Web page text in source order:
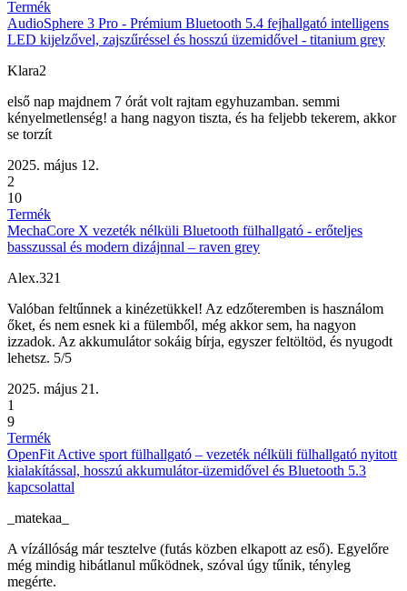
Termék
AudioSphere 3 Pro - Prémium Bluetooth 5.4 fejhallgató intelligens
LED kijelzővel, zajszűréssel és hosszú üzemidővel - titanium grey
Klara2
első nap majdnem 7 órát volt rajtam egyhuzamban. semmi
kényelmetlenség! a hang nagyon tiszta, és ha feljebb tekerem, akkor
se torzít
2025. május 12.
2
10
Termék
MechaCore X vezeték nélküli Bluetooth fülhallgató - erőteljes
basszussal és modern dizájnnal – raven grey
Alex.321
Valóban feltűnnek a kinézetükkel! Az edzőteremben is használom
őket, és nem esnek ki a fülemből, még akkor sem, ha nagyon
izzadok. Az akkumulátor sokáig bírja, egyszer feltöltöd, és nyugodt
lehetsz. 5/5
2025. május 21.
1
9
Termék
OpenFit Active sport fülhallgató – vezeték nélküli fülhallgató nyitott
kialakítással, hosszú akkumulátor-üzemidővel és Bluetooth 5.3
kapcsolattal
_matekaa_
A vízállóság már tesztelve (futás közben elkapott az eső). Egyelőre
még mindig hibátlanul működnek, szóval úgy tűnik, tényleg
megérte.